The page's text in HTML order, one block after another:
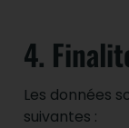
4.
Les données
suivantes :